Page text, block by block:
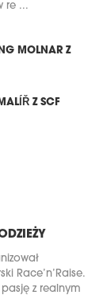
re ...
MOLNAR Z
Z SCF
Race’n’Raise.
z realnym